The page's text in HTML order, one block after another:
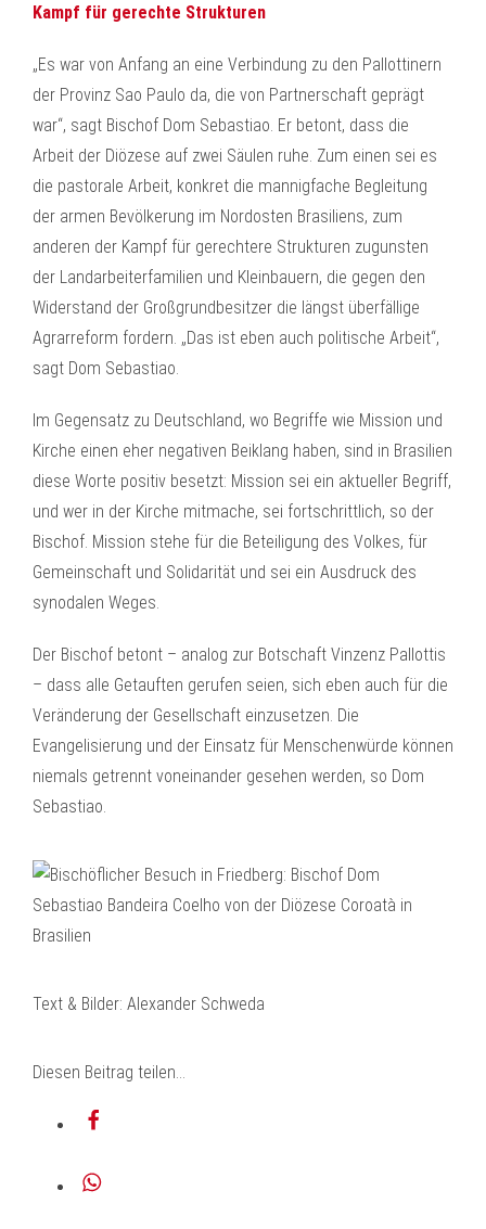
Kampf für gerechte Strukturen
„Es war von Anfang an eine Verbindung zu den Pallottinern
der Provinz Sao Paulo da, die von Partnerschaft geprägt
war“, sagt Bischof Dom Sebastiao. Er betont, dass die
Arbeit der Diözese auf zwei Säulen ruhe. Zum einen sei es
die pastorale Arbeit, konkret die mannigfache Begleitung
der armen Bevölkerung im Nordosten Brasiliens, zum
anderen der Kampf für gerechtere Strukturen zugunsten
der Landarbeiterfamilien und Kleinbauern, die gegen den
Widerstand der Großgrundbesitzer die längst überfällige
Agrarreform fordern. „Das ist eben auch politische Arbeit“,
sagt Dom Sebastiao.
Im Gegensatz zu Deutschland, wo Begriffe wie Mission und
Kirche einen eher negativen Beiklang haben, sind in Brasilien
diese Worte positiv besetzt: Mission sei ein aktueller Begriff,
und wer in der Kirche mitmache, sei fortschrittlich, so der
Bischof. Mission stehe für die Beteiligung des Volkes, für
Gemeinschaft und Solidarität und sei ein Ausdruck des
synodalen Weges.
Der Bischof betont – analog zur Botschaft Vinzenz Pallottis
– dass alle Getauften gerufen seien, sich eben auch für die
Veränderung der Gesellschaft einzusetzen. Die
Evangelisierung und der Einsatz für Menschenwürde können
niemals getrennt voneinander gesehen werden, so Dom
Sebastiao.
Text & Bilder: Alexander Schweda
Diesen Beitrag teilen…